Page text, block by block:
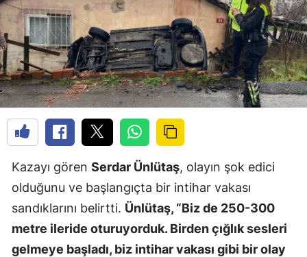
Kazayı gören Serdar Ünlütaş, olayın şok edici
olduğunu ve başlangıçta bir intihar vakası
sandıklarını belirtti. Ünlütaş, “Biz de 250-300
metre ileride oturuyorduk. Birden çığlık sesleri
gelmeye başladı, biz intihar vakası gibi bir olay